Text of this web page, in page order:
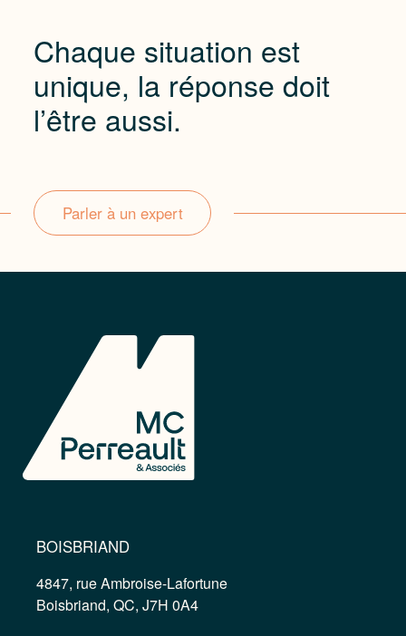
Chaque situation est
unique, la réponse doit
l’être aussi.
Parler à un expert
BOISBRIAND
4847, rue Ambroise-Lafortune
Boisbriand, QC, J7H 0A4